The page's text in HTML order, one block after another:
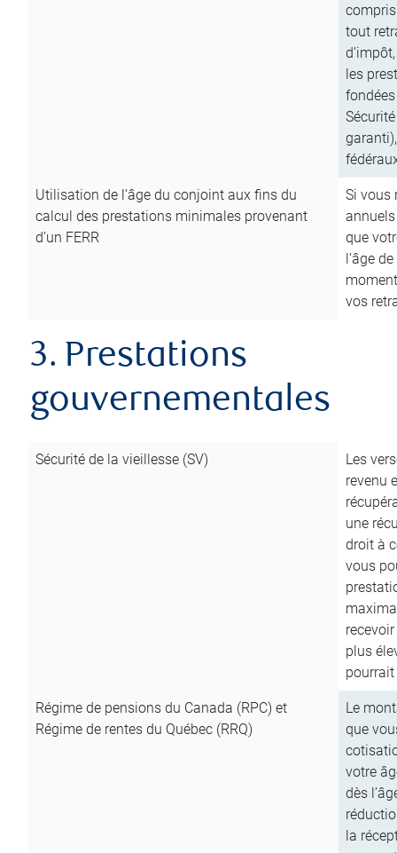
tout
les
Utilisation de l’âge du conjoint aux fins du
calcul des prestations minimales provenant
d’un FERR
Si vous
que
l’âge
vos
3. Prestations
gouvernementales
Sécurité de la vieillesse (SV)
Les
revenu
une
droit à
vous
plus
Régime de pensions du Canada (RPC) et
Régime de rentes du Québec (RRQ)
Le
que
votre
dès
la